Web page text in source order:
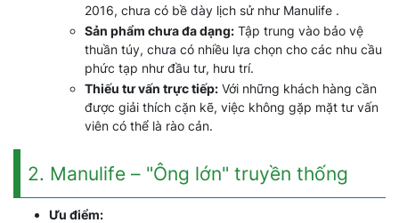
2016, chưa có bề dày lịch sử như Manulife .
Sản phẩm chưa đa dạng: Tập trung vào bảo vệ
thuần túy, chưa có nhiều lựa chọn cho các nhu cầu
phức tạp như đầu tư, hưu trí.
Thiếu tư vấn trực tiếp: Với những khách hàng cần
được giải thích cặn kẽ, việc không gặp mặt tư vấn
viên có thể là rào cản.
2. Manulife – "Ông lớn" truyền thống
Ưu điểm: